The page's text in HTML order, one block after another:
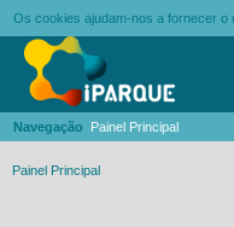
Os cookies ajudam-nos a fornecer
Navegação Painel Principal
Painel Principal